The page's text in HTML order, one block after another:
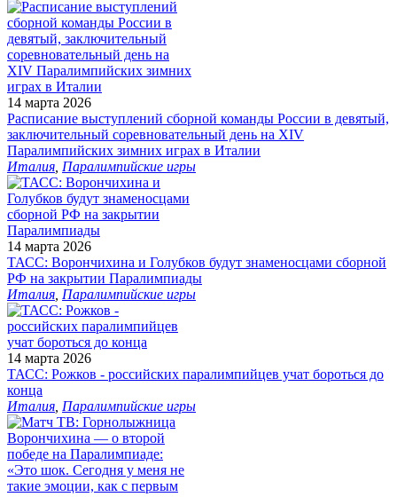
14 марта 2026
Расписание выступлений сборной команды России в девятый,
заключительный соревновательный день на XIV
Паралимпийских зимних играх в Италии
Италия Паралимпийские игры
14 марта 2026
ТАСС: Ворончихина и Голубков будут знаменосцами сборной
РФ на закрытии Паралимпиады
Италия Паралимпийские игры
14 марта 2026
ТАСС: Рожков - российских паралимпийцев учат бороться до
конца
Италия Паралимпийские игры